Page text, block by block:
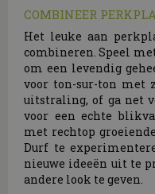
COMBINEER
Het leuke aan
combineren. Speel
om een levendig
voor ton-sur-ton met
uitstraling, of ga net
voor een echte
met rechtop
Durf te
nieuwe ideeën uit te
andere look te geven.